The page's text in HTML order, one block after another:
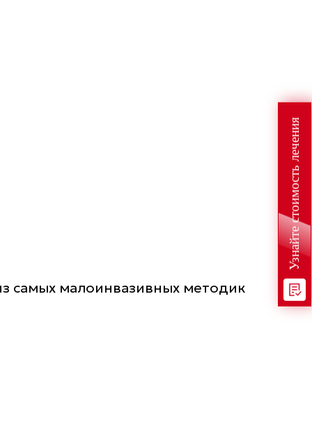
самых малоинвазивных методик
Узнайте стоимость лечения